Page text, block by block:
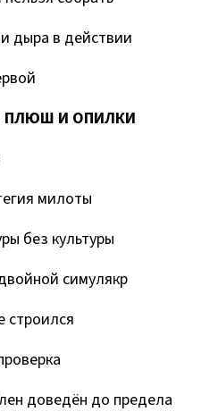
дыра в действии
ПЛЮШ И ОПИЛКИ
милоты
без культуры
симулякр
строился
доведён до предела